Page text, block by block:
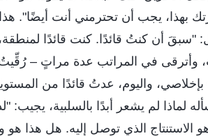
بهذا، يجب أن تحترمني أنت أيضًا".
"سبقَ أن كنتُ قائدًا. كنت قائدًا
وأترقى في المراتب عدة مراتٍ –
بإخلاصي، واليوم، عدتُ قائدًا من
لماذا لم يشعر أبدًا بالسلبية، يجيب:
الاستنتاج الذي توصل إليه. هل هذا هو